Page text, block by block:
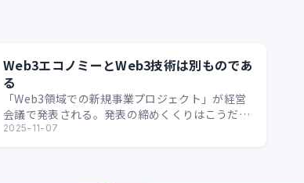
Web3エコノミーとWeb3技術は別ものであ
る
「Web3領域での新規事業プロジェクト」が経営
会議で発表される。発表の締めくくりはこうだ。
──────このプロジェクトは500兆円の巨大
なWeb3市場に参入す…
2025-11-07